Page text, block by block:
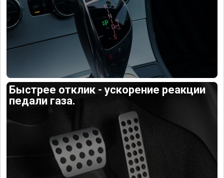
Быстрее отклик - ускорение реакции
педали газа.